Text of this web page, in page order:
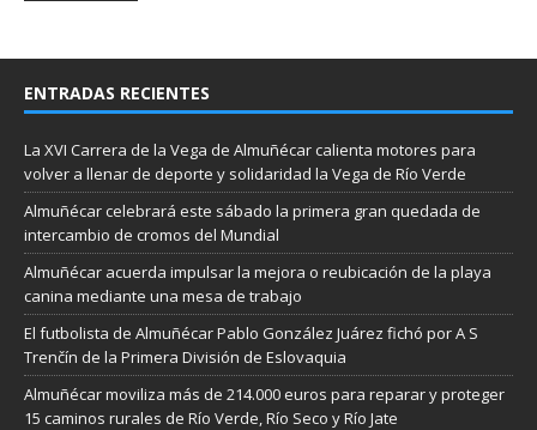
ENTRADAS RECIENTES
La XVI Carrera de la Vega de Almuñécar calienta motores para
volver a llenar de deporte y solidaridad la Vega de Río Verde
Almuñécar celebrará este sábado la primera gran quedada de
intercambio de cromos del Mundial
Almuñécar acuerda impulsar la mejora o reubicación de la playa
canina mediante una mesa de trabajo
El futbolista de Almuñécar Pablo González Juárez fichó por A S
Trenčín de la Primera División de Eslovaquia
Almuñécar moviliza más de 214.000 euros para reparar y proteger
15 caminos rurales de Río Verde, Río Seco y Río Jate